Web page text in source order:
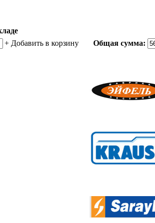
+ Добавить в корзину Общая сумма: